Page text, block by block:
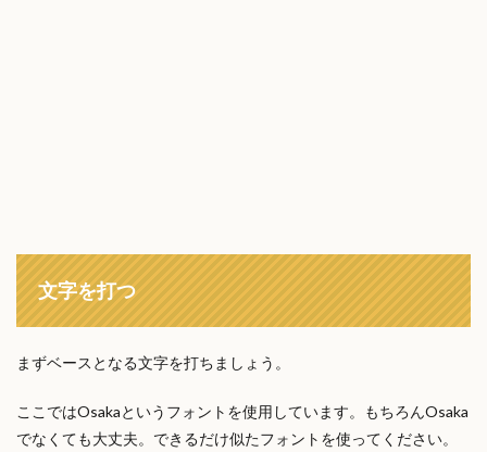
文字を打つ
まずベースとなる文字を打ちましょう。
ここではOsakaというフォントを使用しています。もちろんOsaka
でなくても大丈夫。できるだけ似たフォントを使ってください。